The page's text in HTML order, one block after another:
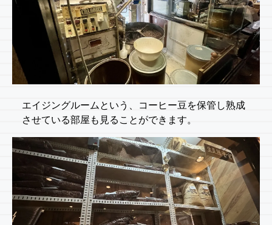
エイジングルームという、コーヒー豆を保管し熟成
させている部屋も見ることができます。